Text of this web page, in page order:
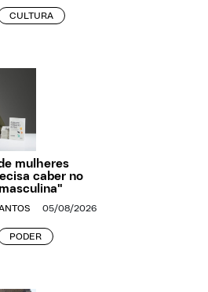
CULTURA
mulheres
caber no
05/08/2026
PODER